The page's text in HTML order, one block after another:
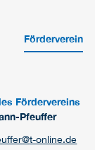
Förderverein
Fördervereins
Pfeuffer
@t-online.de